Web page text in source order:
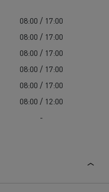
08:00 / 17:00
08:00 / 17:00
08:00 / 17:00
08:00 / 17:00
08:00 / 17:00
08:00 / 12:00
-